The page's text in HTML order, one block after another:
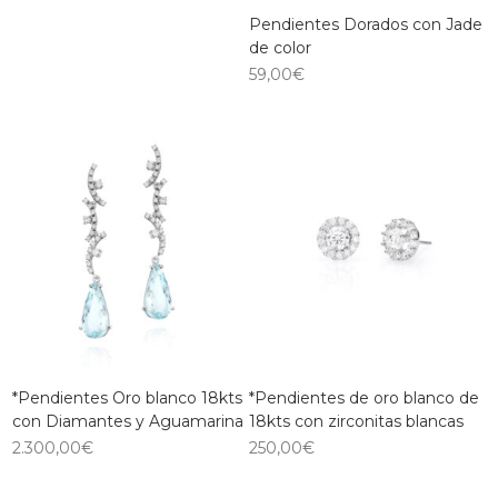
Pendientes Dorados con Jade
de color
59,00€
*Pendientes Oro blanco 18kts
con Diamantes y Aguamarina
2.300,00€
*Pendientes de oro blanco de
18kts con zirconitas blancas
250,00€